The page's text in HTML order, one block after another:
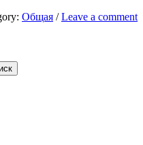
Общая / Leave a comment